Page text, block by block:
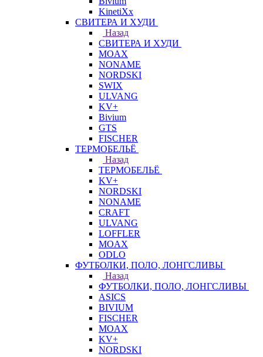
KinetiXx
СВИТЕРА И ХУДИ
Назад
СВИТЕРА И ХУДИ
MOAX
NONAME
NORDSKI
SWIX
ULVANG
KV+
Bivium
GTS
FISCHER
ТЕРМОБЕЛЬЁ
Назад
ТЕРМОБЕЛЬЁ
KV+
NORDSKI
NONAME
CRAFT
ULVANG
LOFFLER
MOAX
ODLO
ФУТБОЛКИ, ПОЛО, ЛОНГСЛИВЫ
Назад
ФУТБОЛКИ, ПОЛО, ЛОНГСЛИВЫ
ASICS
BIVIUM
FISCHER
MOAX
KV+
NORDSKI